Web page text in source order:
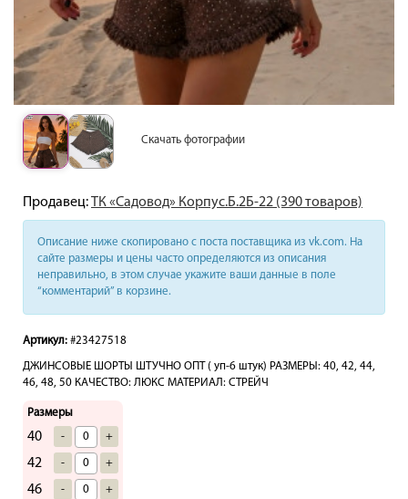
Скачать фотографии
Продавец:ТК «Садовод» Корпус.Б.2Б-22 (390 товаров)
Описание ниже скопировано с поста поставщика из vk.com. На
сайте размеры и цены часто определяются из описания
неправильно, в этом случае укажите ваши данные в поле
“комментарий” в корзине.
Артикул: #23427518
ДЖИНСОВЫЕ ШОРТЫ ШТУЧНО ОПТ ( уп-6 штук) РАЗМЕРЫ: 40, 42, 44,
46, 48, 50 КАЧЕСТВО: ЛЮКС МАТЕРИАЛ: СТРЕЙЧ
Размеры
40 - +
42 - +
46 - +